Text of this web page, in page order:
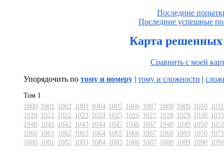
Последние
Последние успешные
Карта решенных
Сравнить с моей
Упорядочить по тому и номеру | тому и сложности |
Том 1
1000 1001 1002 1003 1004 1005 1006 1007 1008 1009 1010 1011
1020 1021 1022 1023 1024 1025 1026 1027 1028 1029 1030 1031
1040 1041 1042 1043 1044 1045 1046 1047 1048 1049 1050 1051
1060 1061 1062 1063 1064 1065 1066 1067 1068 1069 1070 1071
1080 1081 1082 1083 1084 1085 1086 1087 1088 1089 1090 1091